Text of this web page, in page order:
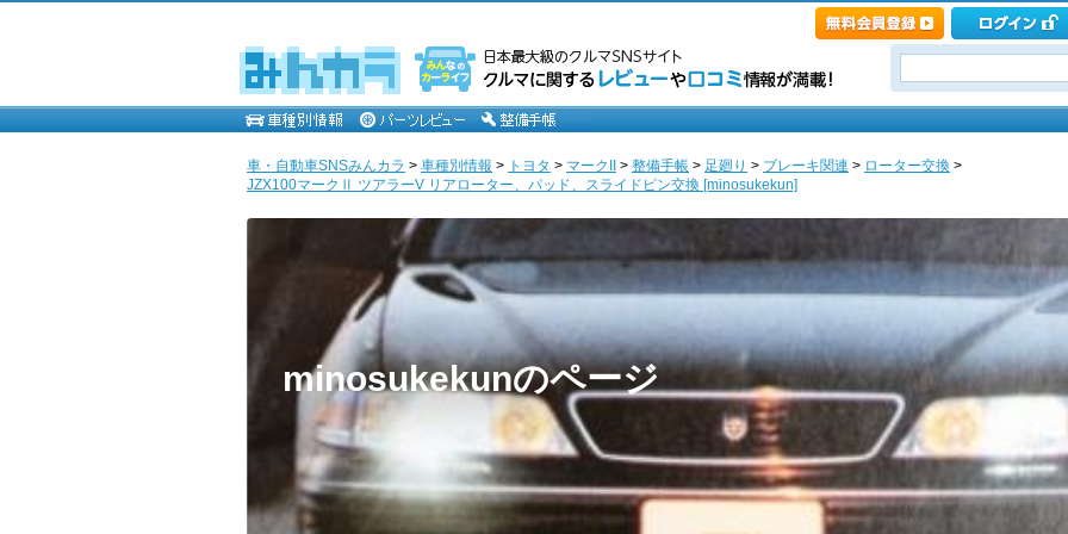
車・自動車SNSみんカラ > 車種別情報 > トヨタ > マークII > 整備手帳 > 足廻り > ブレーキ関連 > ローター交換 >
JZX100マークⅡ ツアラーV リアローター、パッド、スライドピン交換 [minosukekun]
minosukekunのページ